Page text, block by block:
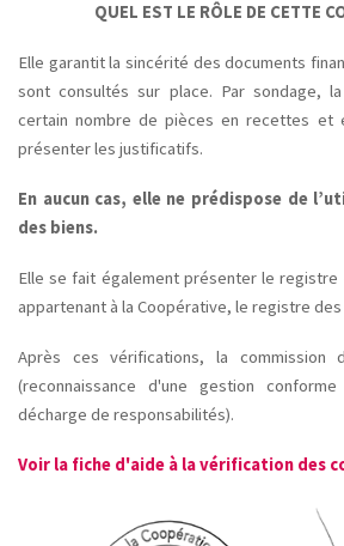
QUEL EST LE RÔLE DE CETTE
Elle garantit la sincérité des documents
sont consultés sur place. Par sondage,
certain nombre de pièces en recettes et
présenter les justificatifs.
En aucun cas, elle ne prédispose de
des biens.
Elle se fait également présenter le registre
appartenant à la Coopérative, le registre
Après ces vérifications, la commission
(reconnaissance d'une gestion
décharge de responsabilités).
Voir la fiche d'aide à la vérification des